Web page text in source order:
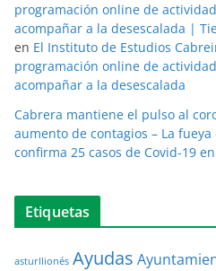
programación online de
acompañar a la desescalada |
en El Instituto de Estudios
programación online de
acompañar a la desescalada
Cabrera mantiene el pulso al
aumento de contagios – La fueya
confirma 25 casos de Covid-19
Etiquetas
asturllionés Ayudas